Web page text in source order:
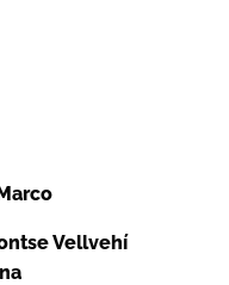
Vellvehí